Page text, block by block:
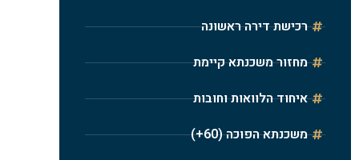
רכישת דירה ראשונה
מחזור משכנתא קיימת
איחוד הלוואות וחובות
משכנתא הפוכה (60+)